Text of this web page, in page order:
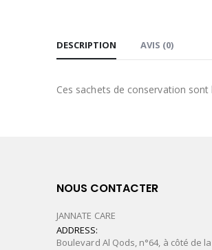
DESCRIPTION AVIS (0)
Ces sachets de conservation
NOUS CONTACTER
JANNATE CARE
ADDRESS:
Boulevard Al Qods, n°64, à côté de